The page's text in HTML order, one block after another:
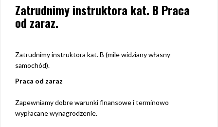
Zatrudnimy instruktora kat. B Praca
od zaraz.
Zatrudnimy instruktora kat. B (mile widziany własny
samochód).
Praca od zaraz
Zapewniamy dobre warunki finansowe i terminowo
wypłacane wynagrodzenie.